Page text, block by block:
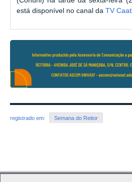
está disponível no canal daTV
registrado em: Semana do Reitor